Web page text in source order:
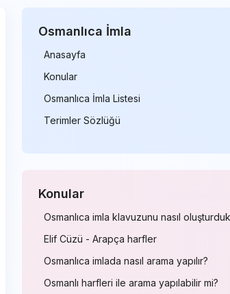
Osmanlıca İmla
Anasayfa
Konular
Osmanlıca İmla Listesi
Terimler Sözlüğü
Konular
Osmanlıca imla klavuzunu nasıl oluşturduk
Elif Cüzü - Arapça harfler
Osmanlıca imlada nasıl arama yapılır?
Osmanlı harfleri ile arama yapılabilir mi?